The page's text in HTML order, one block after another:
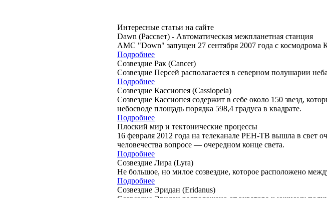
Интересные статьи на сайте
Dawn (Рассвет) - Автоматическая межпланетная станция
АМС "Down" запущен 27 сентября 2007 года с космодрома
Подробнее
Созвездие Рак (Cancer)
Созвездие Персей располагается в северном полушарии
Подробнее
Созвездие Кассиопея (Cassiopeia)
Созвездие Кассиопея содержит в себе около 150 звезд,
небосводе площадь порядка 598,4 градуса в квадрате.
Подробнее
Плоский мир и тектонические процессы
16 февраля 2012 года на телеканале РЕН-ТВ вышла в свет
человечества вопросе — очередном конце света.
Подробнее
Созвездие Лира (Lyra)
Не большое, но милое созвездие, которое расположено
Подробнее
Созвездие Эридан (Eridanus)